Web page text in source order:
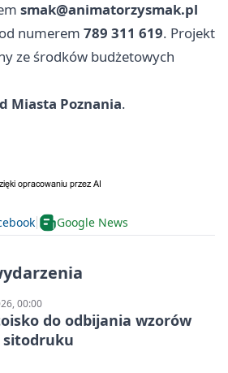
smak@animatorzysmak.pl
numerem 789 311 619. Projekt
ze środków budżetowych
Miasta Poznania.
Google News
00:00
do odbijania wzorów